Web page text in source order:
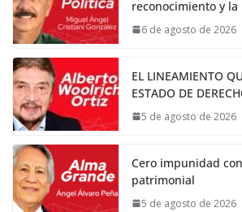
reconocimiento y
6 de agosto de 2026
EL LINEAMIENTO
ESTADO DE
5 de agosto de 2026
Cero impunidad
patrimonial
5 de agosto de 2026